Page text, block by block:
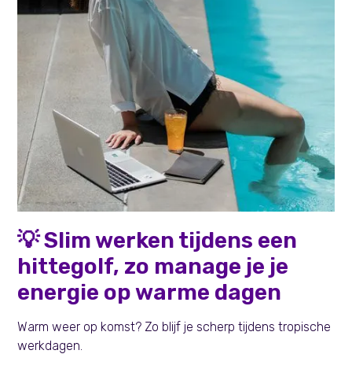
Persoonlijke effectiviteit
💡 Slim werken tijdens een
hittegolf, zo manage je je
energie op warme dagen
Warm weer op komst? Zo blijf je scherp tijdens tropische
werkdagen.